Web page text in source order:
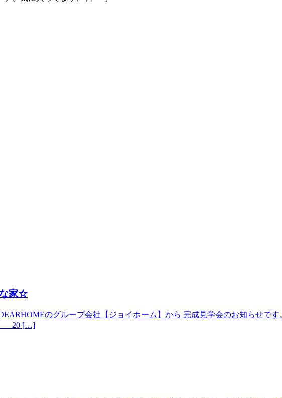
な家☆
のグループ会社【ジョイホーム】から 完成見学会のお知らせ
* 20 […]